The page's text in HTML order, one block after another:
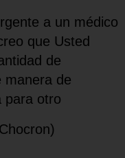
a un médico
que Usted
de
manera de
para otro